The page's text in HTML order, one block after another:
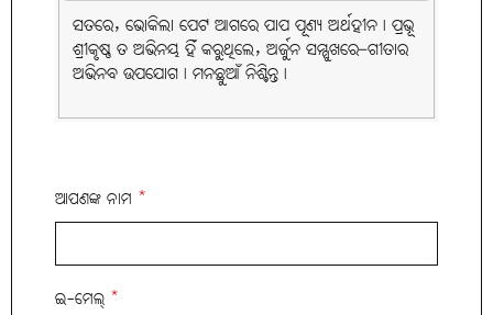
ସତରେ, ଭୋକିଲା ପେଟ ଆଗରେ ପାପ ପୂଣ୍ୟ ଅର୍ଥହୀନ। ପ୍ରଭୂ
ଶ୍ରୀକୃଷ୍ଣ ତ ଅଭିନୟ ହିଁ କରୁଥିଲେ, ଅର୍ଜୁନ ସମ୍ମୁଖରେ–ଗୀତାର
ଅଭିନବ ଉପଯୋଗ। ମନଛୁଆଁ ନିଶ୍ଚିନ୍ତ।
ଆପଣଙ୍କ ନାମ *
ଇ-ମେଲ୍ *